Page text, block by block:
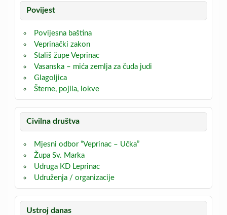
Povijest
Povijesna baština
Veprinački zakon
Stališ župe Veprinac
Vasanska – mića zemlja za čuda judi
Glagoljica
Šterne, pojila, lokve
Civilna društva
Mjesni odbor “Veprinac – Učka”
Župa Sv. Marka
Udruga KD Leprinac
Udruženja / organizacije
Ustroj danas